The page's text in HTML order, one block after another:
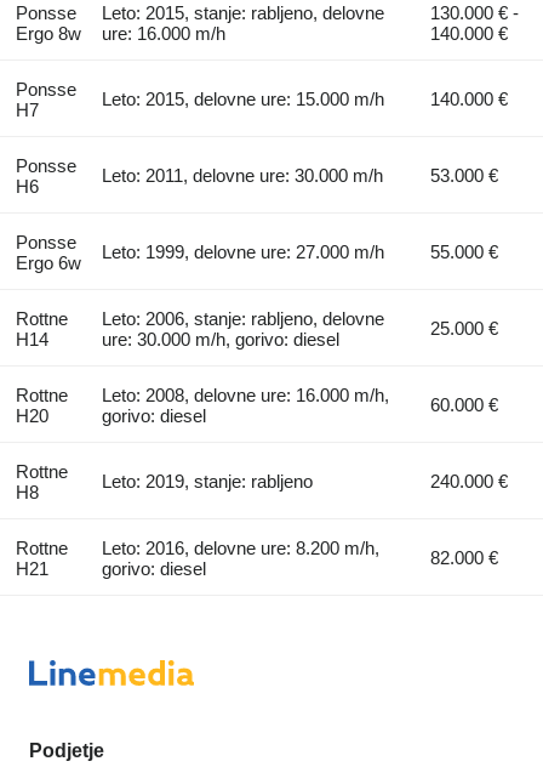
Ponsse
Ergo 8w
Leto: 2015, stanje: rabljeno, delovne
ure: 16.000 m/h
130.000 € -
140.000 €
Ponsse
H7
Leto: 2015, delovne ure: 15.000 m/h 140.000 €
Ponsse
H6
Leto: 2011, delovne ure: 30.000 m/h 53.000 €
Ponsse
Ergo 6w
Leto: 1999, delovne ure: 27.000 m/h 55.000 €
Rottne
H14
Leto: 2006, stanje: rabljeno, delovne
ure: 30.000 m/h, gorivo: diesel
25.000 €
Rottne
H20
Leto: 2008, delovne ure: 16.000 m/h,
gorivo: diesel
60.000 €
Rottne
H8
Leto: 2019, stanje: rabljeno 240.000 €
Rottne
H21
Leto: 2016, delovne ure: 8.200 m/h,
gorivo: diesel
82.000 €
Podjetje